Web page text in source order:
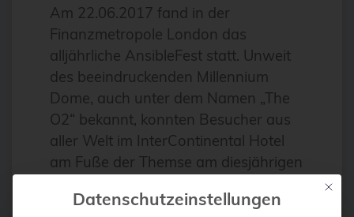
anleitung
Ansible
Ansible Community Proxmox
Ansible-Modul
AnsibleFest
Antivirus
Apache
Apache Guacamole
Am 22.06.2017 fand in der
Finanzmetropole London das
alljährliche AnsibleFest statt. Unweit
des beeindruckenden Millennium
Dome, auch unter dem Namen „The
O2“ bekannt, konnten Besucher aus
aller Welt im InterContinental Hotel
am Fuße der Themse am diesjährigen
London wechselt sich dabei
Mit
Datenschutzeinstellungen